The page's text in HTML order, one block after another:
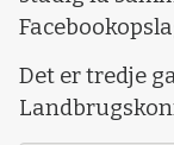
Det er tredje